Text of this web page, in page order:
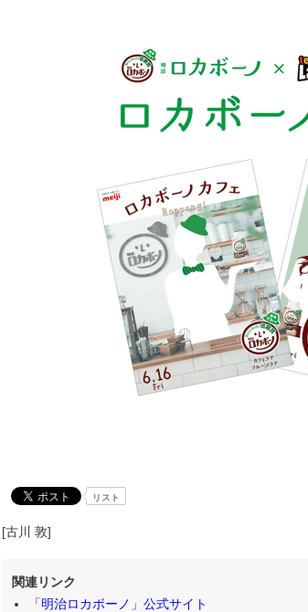
リスト
[古川 敦]
関連リンク
「明治ロカボーノ」公式サイト